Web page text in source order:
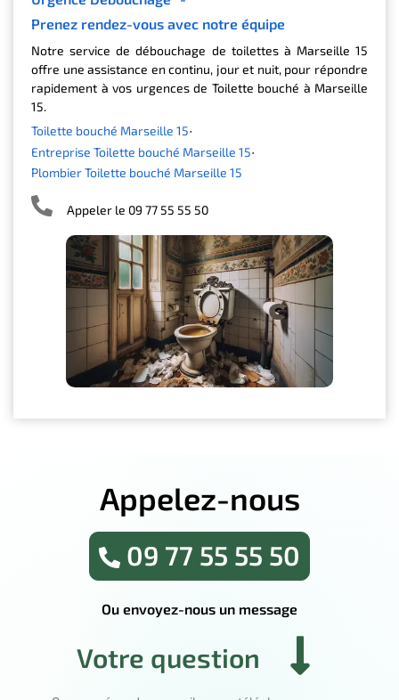
Prenez rendez-vous avec notre équipe
Notre service de débouchage de toilettes à Marseille 15
offre une assistance en continu, jour et nuit, pour répondre
rapidement à vos urgences de Toilette bouché à Marseille
15.
Toilette bouché Marseille 15
Entreprise Toilette bouché Marseille 15
Plombier Toilette bouché Marseille 15
Appeler le 09 77 55 55 50
Appelez-nous
09 77 55 55 50
Ou envoyez-nous un message
Votre question